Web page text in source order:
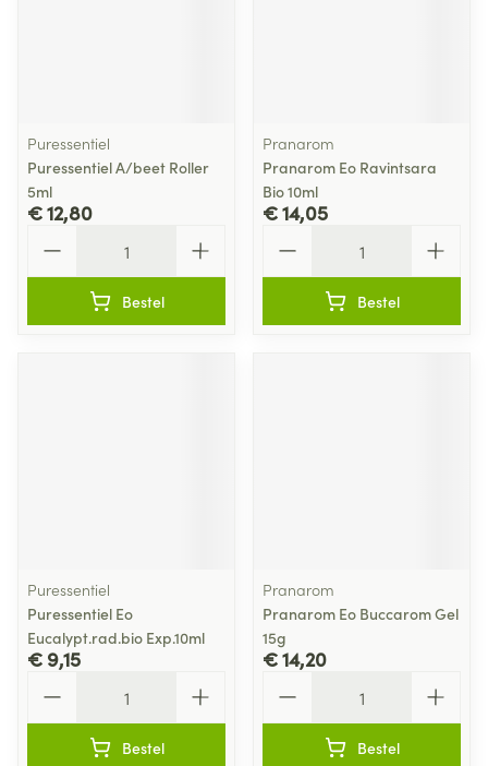
Puressentiel
Puressentiel A/beet Roller
5ml
€ 12,80
Bestel
Pranarom
Pranarom Eo Ravintsara
Bio 10ml
€ 14,05
Bestel
Puressentiel
Puressentiel Eo
Eucalypt.rad.bio Exp.10ml
€ 9,15
Bestel
Pranarom
Pranarom Eo Buccarom Gel
15g
€ 14,20
Bestel